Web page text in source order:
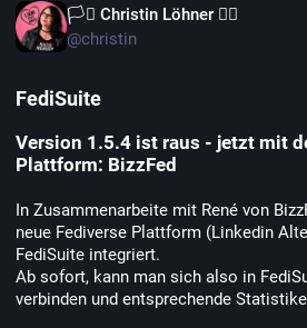
🏳️‍⚧️ Christin Löhner 🏳️‍🌈
@christin
FediSuite
Version 1.5.4 ist raus - jetzt mit
Plattform: BizzFed
In Zusammenarbeite mit René von
neue Fediverse Plattform (Linkedin
FediSuite integriert.
Ab sofort, kann man sich also in
verbinden und entsprechende